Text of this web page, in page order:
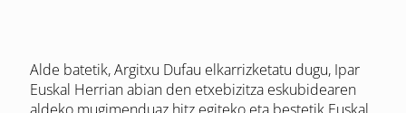
Alde batetik, Argitxu Dufau elkarrizketatu dugu, Ipar
Euskal Herrian abian den etxebizitza eskubidearen